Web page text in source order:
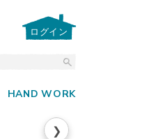
ログイン
HAND WORK
❯